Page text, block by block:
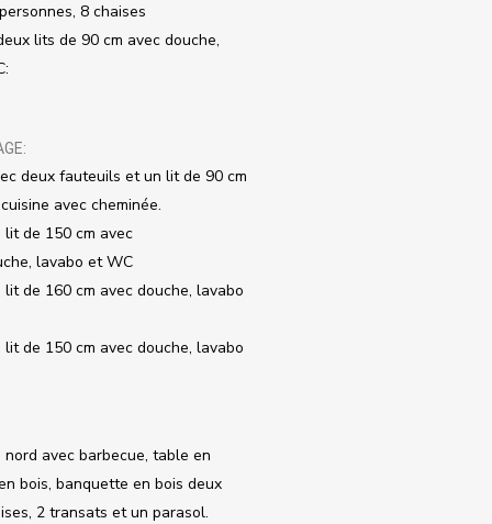
8 chaises
lits de 90 cm avec douche,
:
deux fauteuils et un lit de 90 cm
avec cheminée.
lit de 150 cm avec
lavabo et WC
lit de 160 cm avec douche, lavabo
lit de 150 cm avec douche, lavabo
nord avec barbecue, table en
bois, banquette en bois deux
2 transats et un parasol.